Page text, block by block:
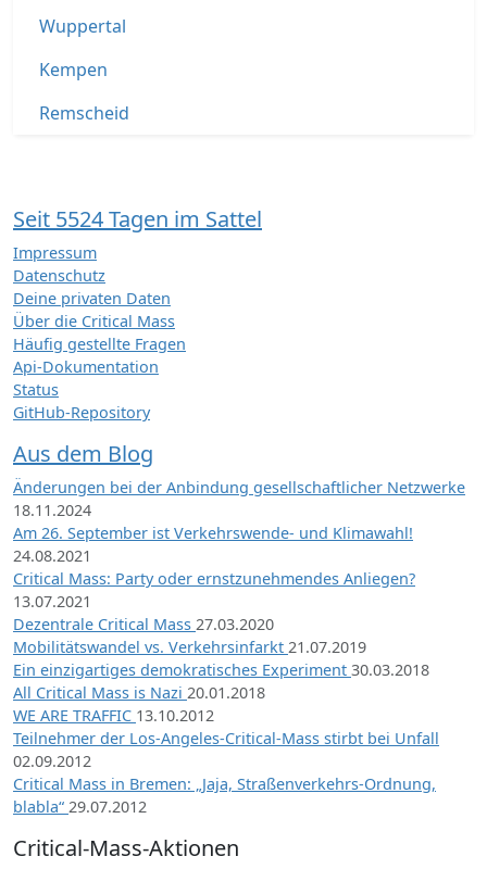
Wuppertal
Kempen
Remscheid
Seit 5524 Tagen im Sattel
Impressum
Datenschutz
Deine privaten Daten
Über die Critical Mass
Häufig gestellte Fragen
Api-Dokumentation
Status
GitHub-Repository
Aus dem Blog
Änderungen bei der Anbindung gesellschaftlicher Netzwerke
18.11.2024
Am 26. September ist Verkehrswende- und Klimawahl!
24.08.2021
Critical Mass: Party oder ernstzunehmendes Anliegen?
13.07.2021
Dezentrale Critical Mass 27.03.2020
Mobilitätswandel vs. Verkehrsinfarkt 21.07.2019
Ein einzigartiges demokratisches Experiment 30.03.2018
All Critical Mass is Nazi 20.01.2018
WE ARE TRAFFIC 13.10.2012
Teilnehmer der Los-Angeles-Critical-Mass stirbt bei Unfall
02.09.2012
Critical Mass in Bremen: „Jaja, Straßenverkehrs-Ordnung,
blabla“ 29.07.2012
Critical-Mass-Aktionen